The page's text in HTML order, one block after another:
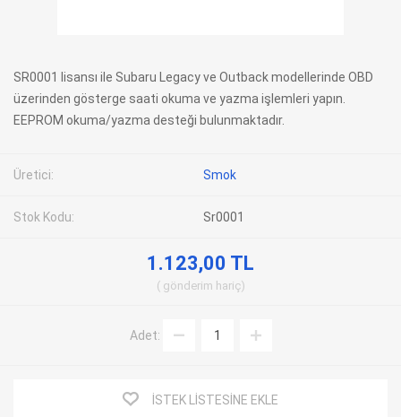
SR0001 lisansı ile Subaru Legacy ve Outback modellerinde OBD
üzerinden gösterge saati okuma ve yazma işlemleri yapın.
EEPROM okuma/yazma desteği bulunmaktadır.
Üretici: Smok
Stok Kodu: Sr0001
1.123,00 TL
gönderim hariç
Adet:
İSTEK LISTESINE EKLE